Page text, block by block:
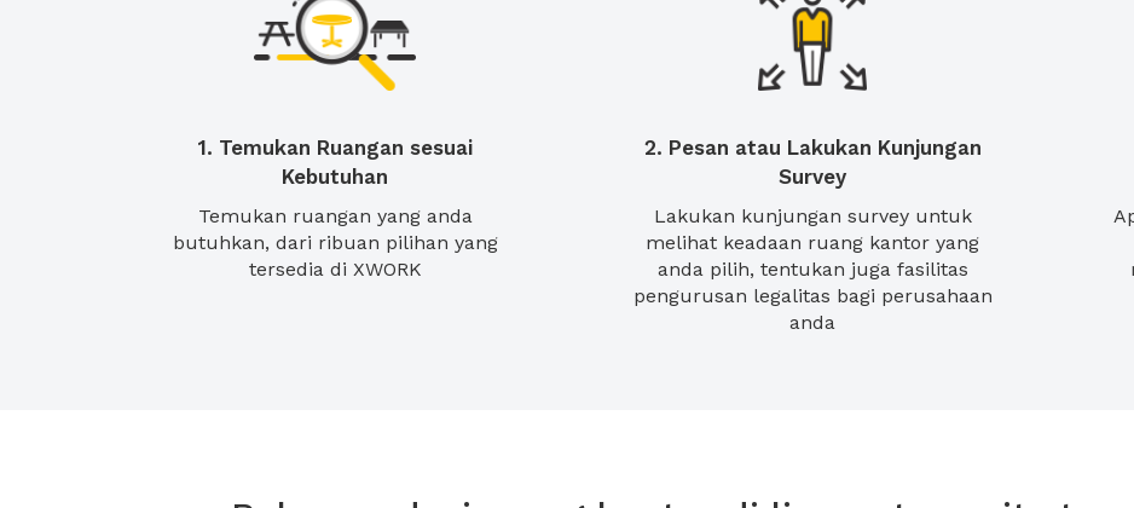
1. Temukan Ruangan sesuai
Kebutuhan
Temukan ruangan yang anda
butuhkan, dari ribuan pilihan yang
tersedia di XWORK
2. Pesan atau Lakukan Kunjungan
Survey
Lakukan kunjungan survey untuk
melihat keadaan ruang kantor yang
anda pilih, tentukan juga fasilitas
pengurusan legalitas bagi perusahaan
anda